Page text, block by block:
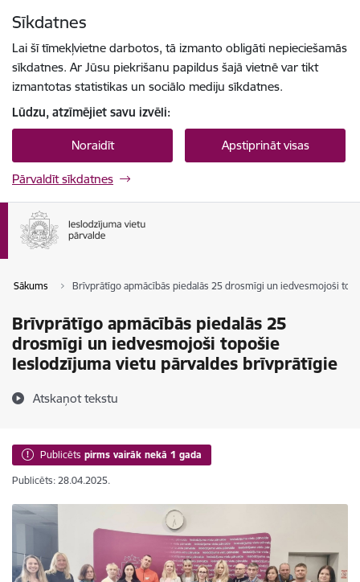
Sīkdatnes
Lai šī tīmekļvietne darbotos, tā izmanto obligāti nepieciešamās
sīkdatnes. Ar Jūsu piekrišanu papildus šajā vietnē var tikt
izmantotas statistikas un sociālo mediju sīkdatnes.
Lūdzu, atzīmējiet savu izvēli:
Noraidīt Apstiprināt visas
Pārvaldīt sīkdatnes
Sākums Brīvprātīgo apmācībās piedalās 25 drosmīgi un iedvesmojoši
Brīvprātīgo apmācībās piedalās 25
drosmīgi un iedvesmojoši topošie
Ieslodzījuma vietu pārvaldes brīvprātīgie
Atskaņot tekstu
Publicēts pirms vairāk nekā 1 gada
Publicēts: 28.04.2025.